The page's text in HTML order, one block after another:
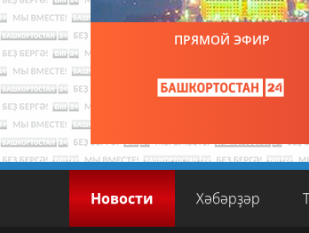
ПРЯМОЙ ЭФИР
Новости Хәбәрҙәр